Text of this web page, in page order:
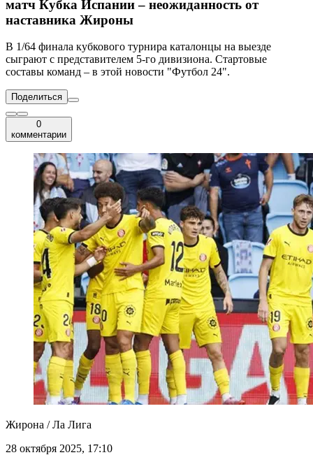
матч Кубка Испании – неожиданность от
наставника Жироны
В 1/64 финала кубкового турнира каталонцы на выезде
сыграют с представителем 5-го дивизиона. Стартовые
составы команд – в этой новости "Футбол 24".
Поделиться
0
комментарии
Жирона / Ла Лига
28 октября 2025, 17:10